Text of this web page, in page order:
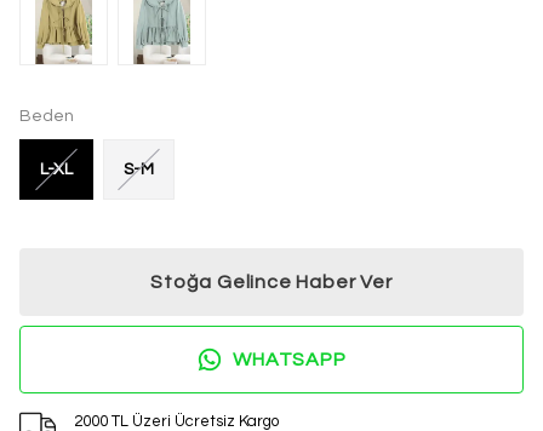
Beden
L-XL S-M
Stoğa Gelince Haber Ver
WHATSAPP
2000 TL Üzeri Ücretsiz Kargo